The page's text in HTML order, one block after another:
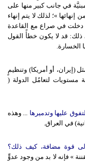
في جانب كبير منها على
»؛ لذلك لا يتم إنهاء
دخلت في صراع مع القاعدة
ذلك: قد لا يكون خطأً القول
الخسارة.
(إيران، أو أمريكا) وتنظيمٍ
مستويات لتعامُل الدولة (
عليها وتدميرها ... وهذه
في العراق.
قوة مضافة،كيف ذلك؟
» فإنه لا بد من وجود عدوٍّ